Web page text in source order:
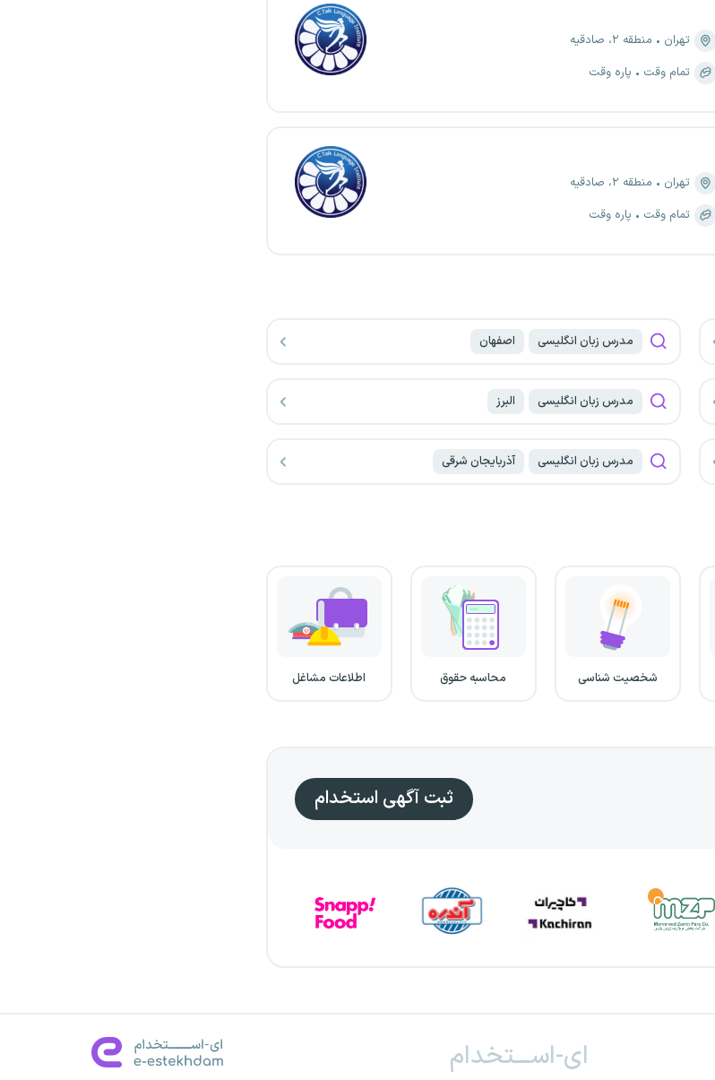
تهران
منطقه ۲، صادقیه
تمام وقت
پاره وقت
تهران
منطقه ۲، صادقیه
تمام وقت
پاره وقت
مدرس زبان انگلیسی اصفهان
مدرس زبان انگلیسی البرز
مدرس زبان انگلیسی آذربایجان شرقی
شخصیت شناسی محاسبه حقوق اطلاعات مشاغل
ثبت آگهی استخدام
ای-اســـتخدام